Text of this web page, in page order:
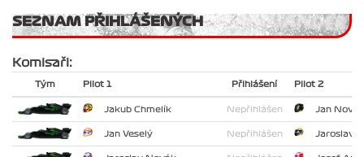
SEZNAM PŘIHLÁŠENÝCH
Komisaři:
Tým Pilot 1 Přihlášení Pilot 2
Jakub Chmelík Nepřihlášen Jan
Jan Veselý Nepřihlášen Jaroslav